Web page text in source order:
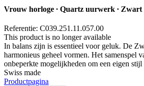
Vrouw horloge ∙ Quartz uurwerk ∙ Zwart
Referentie: C039.251.11.057.00
This product is no longer available
In balans zijn is essentieel voor geluk. De
harmonieus geheel vormen. Het samenspel
onbeperkte mogelijkheden om een eigen
Swiss made
Productpagina